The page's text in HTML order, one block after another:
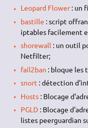
Leopard Flower: un
bastille : script
iptables facilement
shorewall : un outil
Netfilter;
fail2ban : bloque les
snort : détection
Hosts: Blocage
PGLD: Blocage
listes peerguardian